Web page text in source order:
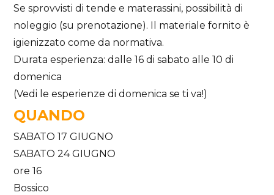
Se sprovvisti di tende e materassini, possibilità di
noleggio (su prenotazione). Il materiale fornito è
igienizzato come da normativa.
Durata esperienza: dalle 16 di sabato alle 10 di
domenica
(Vedi le esperienze di domenica se ti va!)
QUANDO
SABATO 17 GIUGNO
SABATO 24 GIUGNO
ore 16
Bossico